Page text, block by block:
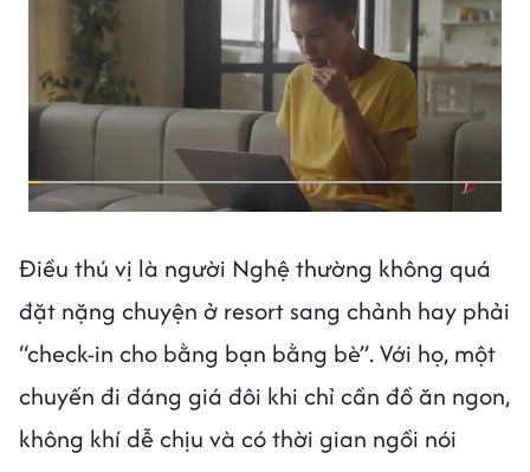
Điều thú vị là người Nghệ thường không quá
đặt nặng chuyện ở resort sang chảnh hay phải
“check-in cho bằng bạn bằng bè”. Với họ, một
chuyến đi đáng giá đôi khi chỉ cần đồ ăn ngon,
không khí dễ chịu và có thời gian ngồi nói